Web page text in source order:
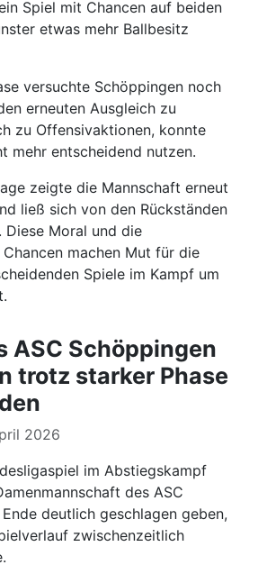
Spiel mit Chancen auf beiden
etwas mehr Ballbesitz
versuchte Schöppingen noch
erneuten Ausgleich zu
zu Offensivaktionen, konnte
mehr entscheidend nutzen.
zeigte die Mannschaft erneut
ließ sich von den Rückständen
Diese Moral und die
machen Mut für die
Spiele im Kampf um
ASC Schöppingen
trotz starker Phase
2026
im Abstiegskampf
des ASC
deutlich geschlagen geben,
zwischenzeitlich